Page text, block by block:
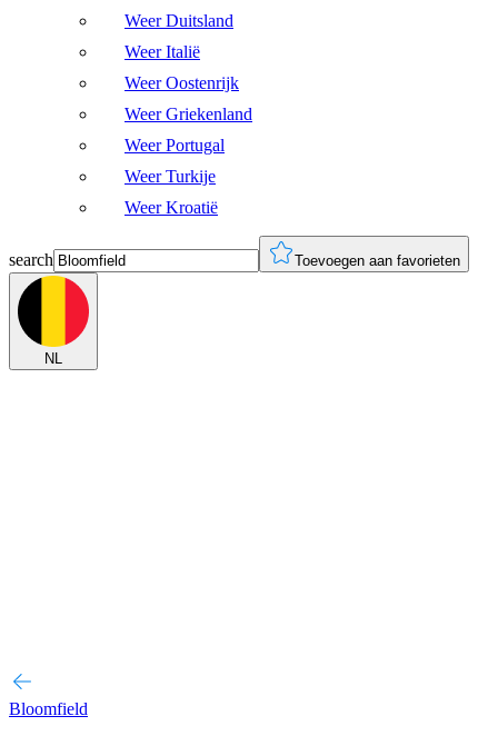
Weer Duitsland
Weer Italië
Weer Oostenrijk
Weer Griekenland
Weer Portugal
Weer Turkije
Weer Kroatië
search Toevoegen aan favorieten
NL
Bloomfield